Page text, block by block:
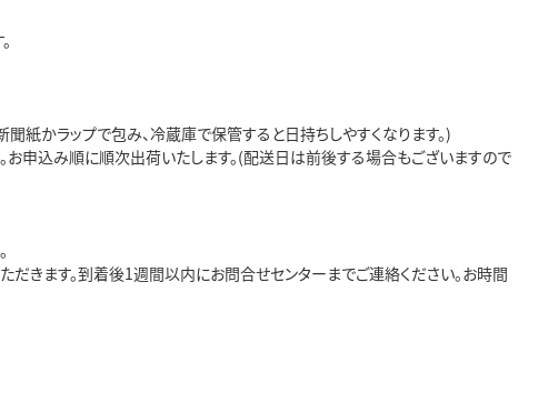
かラップで包み、冷蔵庫で保管すると日持ちしやすくなります。)
申込み順に順次出荷いたします。(配送日は前後する場合もございますので
きます。到着後1週間以内にお問合せセンターまでご連絡ください。お時間